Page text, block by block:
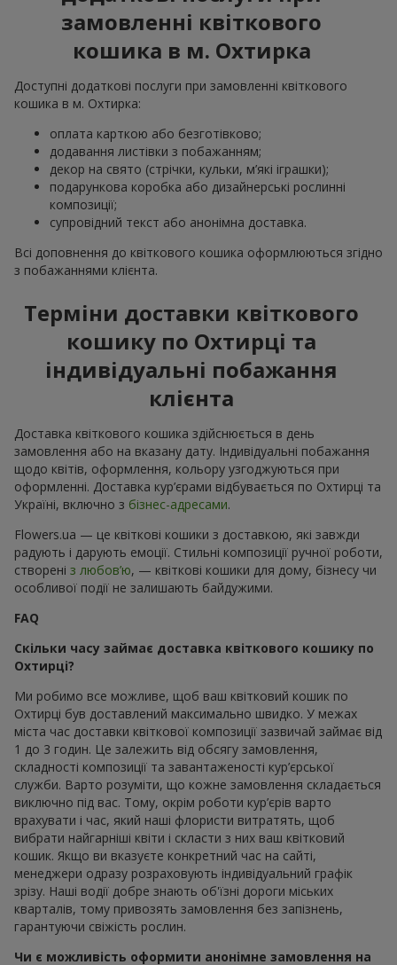
замовленні квіткового
кошика в м. Охтирка
Доступні додаткові послуги при замовленні квіткового
кошика в м. Охтирка:
оплата карткою або безготівково;
додавання листівки з побажанням;
декор на свято (стрічки, кульки, м’які іграшки);
подарункова коробка або дизайнерські рослинні
композиції;
супровідний текст або анонімна доставка.
Всі доповнення до квіткового кошика оформлюються згідно
з побажаннями клієнта.
Терміни доставки квіткового
кошику по Охтирці та
індивідуальні побажання
клієнта
Доставка квіткового кошика здійснюється в день
замовлення або на вказану дату. Індивідуальні побажання
щодо квітів, оформлення, кольору узгоджуються при
оформленні. Доставка кур’єрами відбувається по Охтирці та
Україні, включно з бізнес-адресами.
Flowers.ua — це квіткові кошики з доставкою, які завжди
радують і дарують емоції. Стильні композиції ручної роботи,
створені з любов’ю, — квіткові кошики для дому, бізнесу чи
особливої події не залишають байдужими.
FAQ
Скільки часу займає доставка квіткового кошику по
Охтирці?
Ми робимо все можливе, щоб ваш квітковий кошик по
Охтирці був доставлений максимально швидко. У межах
міста час доставки квіткової композиції зазвичай займає від
1 до 3 годин. Це залежить від обсягу замовлення,
складності композиції та завантаженості кур’єрської
служби. Варто розуміти, що кожне замовлення складається
виключно під вас. Тому, окрім роботи кур’єрів варто
врахувати і час, який наші флористи витратять, щоб
вибрати найгарніші квіти і скласти з них ваш квітковий
кошик. Якщо ви вказуєте конкретний час на сайті,
менеджери одразу розраховують індивідуальний графік
зрізу. Наші водії добре знають об'їзні дороги міських
кварталів, тому привозять замовлення без запізнень,
гарантуючи свіжість рослин.
Чи є можливість оформити анонімне замовлення на